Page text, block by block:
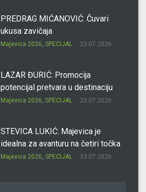
PREDRAG MIĆANOVIĆ: Čuvari
ukusa zavičaja
Majevica 2026, SPECIJAL 23.07.2026.
LAZAR ĐURIĆ: Promocija
potencijal pretvara u destinaciju
Majevica 2026, SPECIJAL 23.07.2026.
STEVICA LUKIĆ: Majevica je
idealna za avanturu na četiri točka
Majevica 2026, SPECIJAL 23.07.2026.